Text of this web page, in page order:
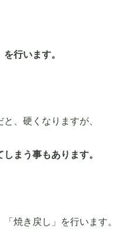
行います。
、硬くなりますが、
まう事もあります。
焼き戻し」を行います。